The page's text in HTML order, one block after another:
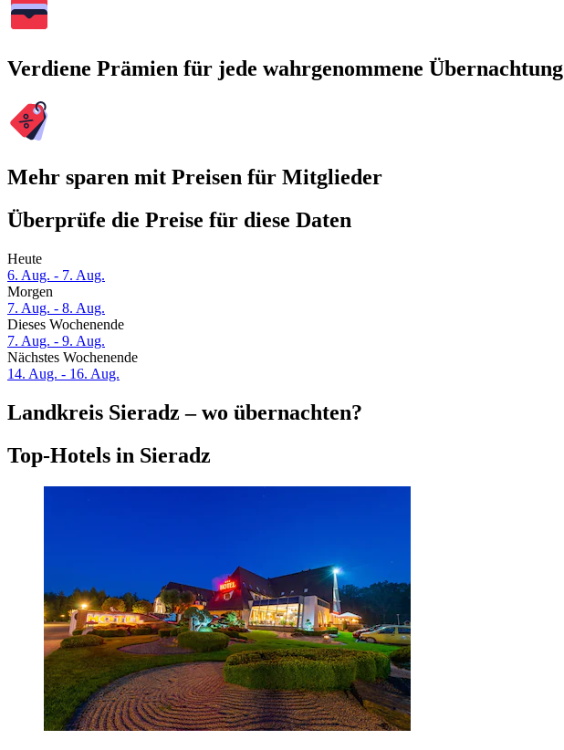
Verdiene Prämien für jede wahrgenommene Übernachtung
Mehr sparen mit Preisen für Mitglieder
Überprüfe die Preise für diese Daten
Heute
6. Aug. - 7. Aug.
Morgen
7. Aug. - 8. Aug.
Dieses Wochenende
7. Aug. - 9. Aug.
Nächstes Wochenende
14. Aug. - 16. Aug.
Landkreis Sieradz – wo übernachten?
Top-Hotels in Sieradz